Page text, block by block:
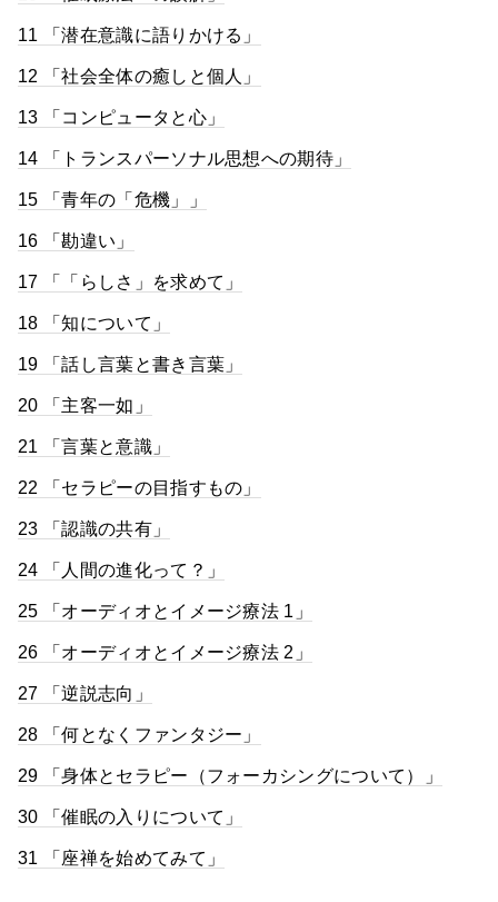
11 「潜在意識に語りかける」
12 「社会全体の癒しと個人」
13 「コンピュータと心」
14 「トランスパーソナル思想への期待」
15 「青年の「危機」」
16 「勘違い」
17 「「らしさ」を求めて」
18 「知について」
19 「話し言葉と書き言葉」
20 「主客一如」
21 「言葉と意識」
22 「セラピーの目指すもの」
23 「認識の共有」
24 「人間の進化って？」
25 「オーディオとイメージ療法 1」
26 「オーディオとイメージ療法 2」
27 「逆説志向」
28 「何となくファンタジー」
29 「身体とセラピー（フォーカシングについて）」
30 「催眠の入りについて」
31 「座禅を始めてみて」